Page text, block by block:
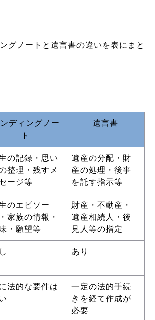
グノートと遺言書の違いを表にまと
ディングノー
ト
遺言書
の記録・思い
整理・残すメ
ージ等
遺産の分配・財
産の処理・後事
を託す指示等
のエピソー
家族の情報・
・願望等
財産・不動産・
遺産相続人・後
見人等の指定
あり
法的な要件は
一定の法的手続
きを経て作成が
必要